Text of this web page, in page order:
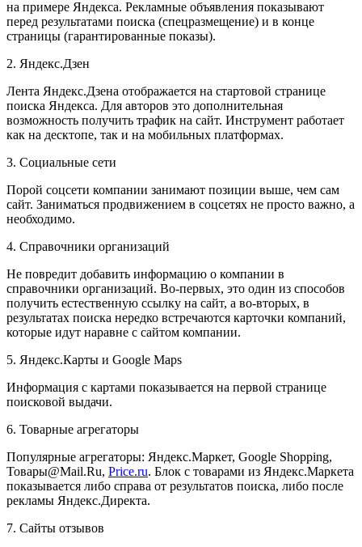
на примере Яндекса. Рекламные объявления показывают
перед результатами поиска (спецразмещение) и в конце
страницы (гарантированные показы).
2. Яндекс.Дзен
Лента Яндекс.Дзена отображается на стартовой странице
поиска Яндекса. Для авторов это дополнительная
возможность получить трафик на сайт. Инструмент работает
как на десктопе, так и на мобильных платформах.
3. Социальные сети
Порой соцсети компании занимают позиции выше, чем сам
сайт. Заниматься продвижением в соцсетях не просто важно, а
необходимо.
4. Справочники организаций
Не повредит добавить информацию о компании в
справочники организаций. Во-первых, это один из способов
получить естественную ссылку на сайт, а во-вторых, в
результатах поиска нередко встречаются карточки компаний,
которые идут наравне с сайтом компании.
5. Яндекс.Карты и Google Maps
Информация с картами показывается на первой странице
поисковой выдачи.
6. Товарные агрегаторы
Популярные агрегаторы: Яндекс.Маркет, Google Shopping,
Товары@Mail.Ru, Price.ru. Блок с товарами из Яндекс.Маркета
показывается либо справа от результатов поиска, либо после
рекламы Яндекс.Директа.
7. Сайты отзывов